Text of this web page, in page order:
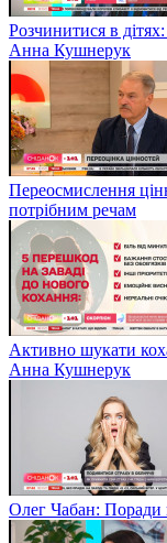
Розчинитися в
Анна Кушнерук
Переосмислення
потрібним речам
Активно шукати
Анна Кушнерук
Олег Чабан: Поради